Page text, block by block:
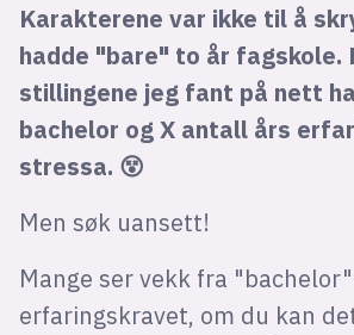
Karakterene var ikke til å
hadde "bare" to år fagskole.
stillingene jeg fant på nett
bachelor og X antall års
stressa. 😵
Men søk uansett!
Mange ser vekk fra
erfaringskravet, om du kan